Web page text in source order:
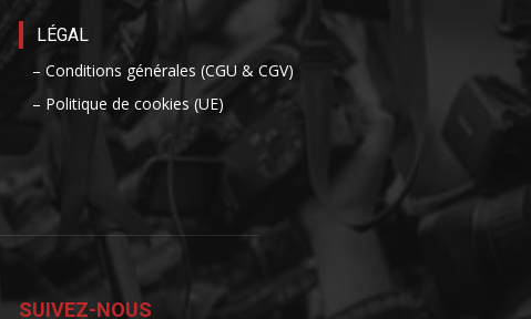
LÉGAL
– Conditions générales (CGU & CGV)
– Politique de cookies (UE)
SUIVEZ-NOUS